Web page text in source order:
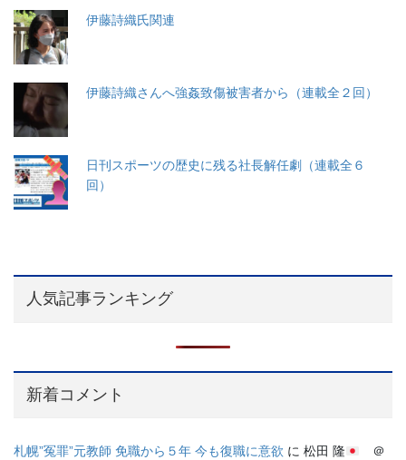
伊藤詩織氏関連
伊藤詩織さんへ強姦致傷被害者から（連載全２回）
日刊スポーツの歴史に残る社長解任劇（連載全６
回）
人気記事ランキング
新着コメント
札幌”冤罪”元教師 免職から５年 今も復職に意欲 に 松田 隆
＠